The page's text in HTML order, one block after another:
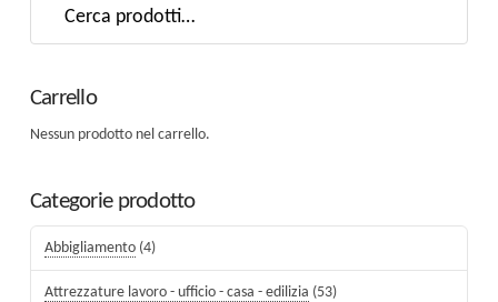
Carrello
Nessun prodotto nel carrello.
Categorie prodotto
Abbigliamento (4)
Attrezzature lavoro - ufficio - casa - edilizia (53)